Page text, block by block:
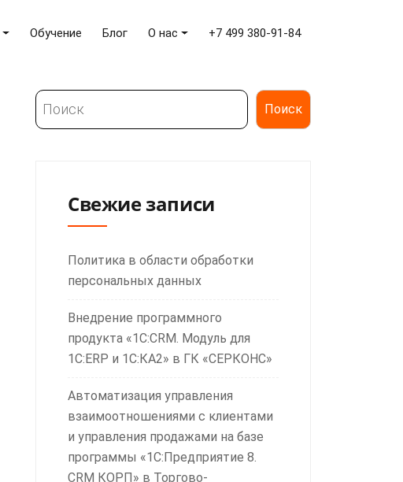
Обучение Блог О нас +7 499 380-91-84
Поиск
Поиск
Свежие записи
Политика в области обработки
персональных данных
Внедрение программного
продукта «1С:CRM. Модуль для
1С:ERP и 1С:КА2» в ГК «СЕРКОНС»
Автоматизация управления
взаимоотношениями с клиентами
и управления продажами на базе
программы «1С:Предприятие 8.
CRM КОРП» в Торгово-